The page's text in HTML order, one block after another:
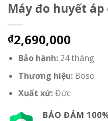
Máy đo huyết áp
₫2,690,000
Bảo hành:24 tháng
Thương hiệu:Boso
Xuất xứ:Đức
BẢO ĐẢM